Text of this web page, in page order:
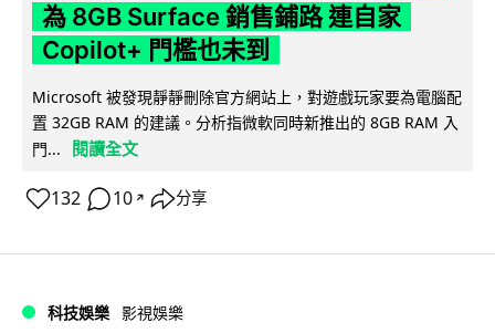
為 8GB Surface 銷售鋪路 連自家
Copilot+ 門檻也未到
Microsoft 被發現靜靜刪除官方網站上，對遊戲玩家要為電腦配
置 32GB RAM 的建議。分析指微軟同時新推出的 8GB RAM 入
門...
閱讀全文
132 10 ↗ 分享
科技娛樂 影視娛樂